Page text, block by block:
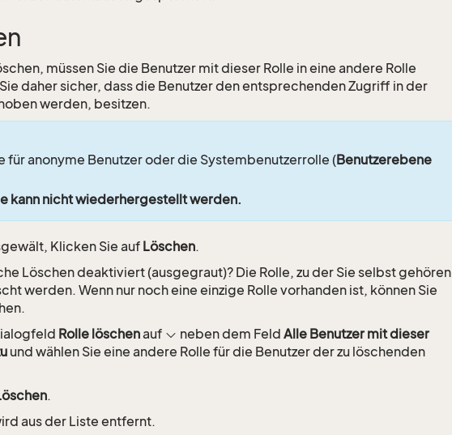
müssen Sie die Benutzer mit dieser Rolle in eine andere Rolle
daher sicher, dass die Benutzer den entsprechenden Zugriff in der
werden, besitzen.
für anonyme Benutzer oder die Systembenutzerrolle (Benutzerebene
kann nicht wiederhergestellt werden.
Klicken Sie auf Löschen.
Löschen deaktiviert (ausgegraut)? Die Rolle, zu der Sie selbst gehören
werden. Wenn nur noch eine einzige Rolle vorhanden ist, können Sie
Rolle löschenauf neben dem Feld Alle Benutzer mit dieser
und wählen Sie eine andere Rolle für die Benutzer der zu löschenden
.
aus der Liste entfernt.